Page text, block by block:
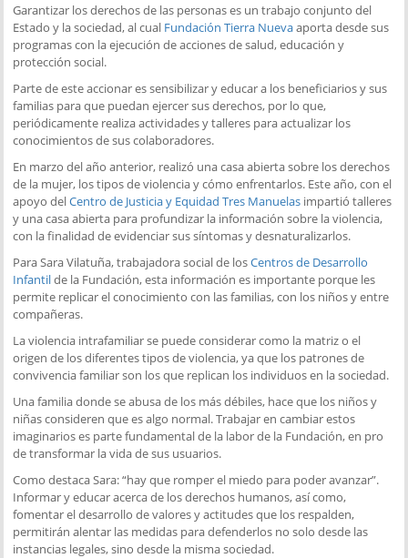
Garantizar los derechos de las personas es un trabajo conjunto del
Estado y la sociedad, al cual Fundación Tierra Nuevaaporta desde sus
programas con la ejecución de acciones de salud, educación y
protección social.
Parte de este accionar es sensibilizar y educar a los beneficiarios y sus
familias para que puedan ejercer sus derechos, por lo que,
periódicamente realiza actividades y talleres para actualizar los
conocimientos de sus colaboradores.
En marzo del año anterior, realizó una casa abierta sobre los derechos
de la mujer, los tipos de violencia y cómo enfrentarlos. Este año, con el
apoyo delCentro de Justicia y Equidad Tres Manuelas impartió talleres
y una casa abierta para profundizar la información sobre la violencia,
con la finalidad de evidenciar sus síntomas y desnaturalizarlos.
Para Sara Vilatuña, trabajadora social de losCentros de Desarrollo
Infantilde la Fundación, esta información es importante porque les
permite replicar el conocimiento con las familias, con los niños y entre
compañeras.
La violencia intrafamiliar se puede considerar como la matriz o el
origen de los diferentes tipos de violencia, ya que los patrones de
convivencia familiar son los que replican los individuos en la sociedad.
Una familia donde se abusa de los más débiles, hace que los niños y
niñas consideren que es algo normal. Trabajar en cambiar estos
imaginarios es parte fundamental de la labor de la Fundación, en pro
de transformar la vida de sus usuarios.
Como destaca Sara: “hay que romper el miedo para poder avanzar”.
Informar y educar acerca de los derechos humanos, así como,
fomentar el desarrollo de valores y actitudes que los respalden,
permitirán alentar las medidas para defenderlos no solo desde las
instancias legales, sino desde la misma sociedad.